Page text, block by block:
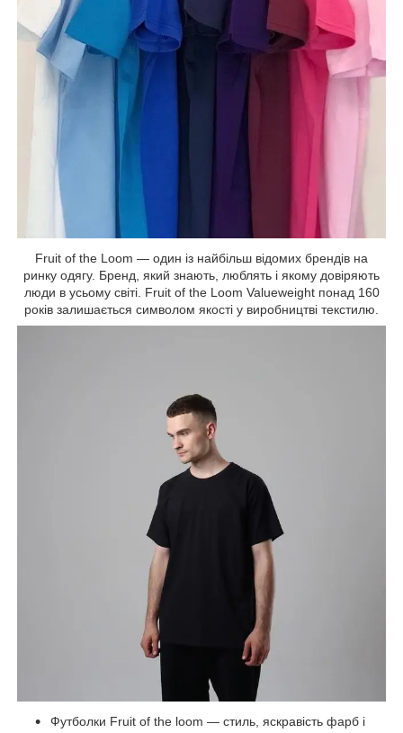
Fruit of the Loom — один із найбільш відомих брендів на
ринку одягу. Бренд, який знають, люблять і якому довіряють
люди в усьому світі. Fruit of the Loom Valueweight понад 160
років залишається символом якості у виробництві текстилю.
Футболки Fruit of the loom — стиль, яскравість фарб і